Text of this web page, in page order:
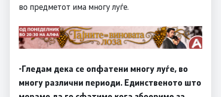
во предметот има многу луѓе.
-Гледам дека се опфатени многу луѓе, во
многу различни периоди. Единственото што